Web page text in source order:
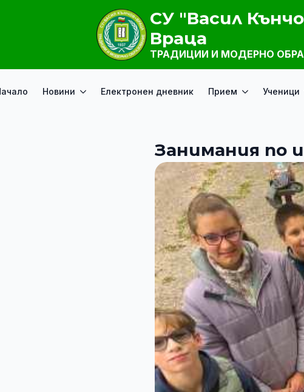
СУ "Васил
Враца
ТРАДИЦИИ И МОДЕРНО
Новини Електронен дневник Прием Ученици
Занимания по